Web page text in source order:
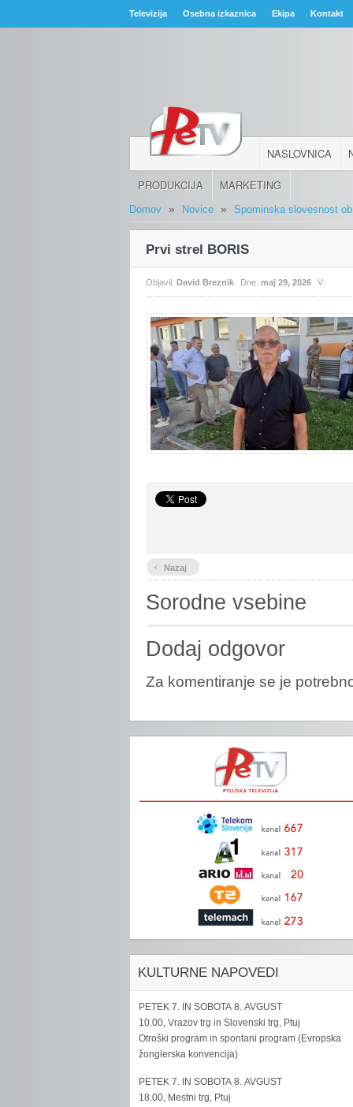
Televizija Osebna izkaznica Ekipa Kontakt
NASLOVNICA
PRODUKCIJA MARKETING
Domov » Novice » Spominska slovesnost
Prvi strel BORIS
Objavil:David Breznik Dne:maj 29, 2026 V:
‹ Nazaj
Sorodne vsebine
Dodaj odgovor
Za komentiranje se je
KULTURNE NAPOVEDI
PETEK 7. IN SOBOTA 8. AVGUST
10.00, Vrazov trg in Slovenski trg, Ptuj
Otroški program in spontani program (Evropska
žonglerska konvencija)
PETEK 7. IN SOBOTA 8. AVGUST
18.00, Mestni trg, Ptuj